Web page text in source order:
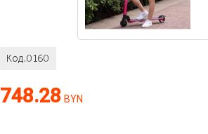
Антиспам:
748.28 BYN